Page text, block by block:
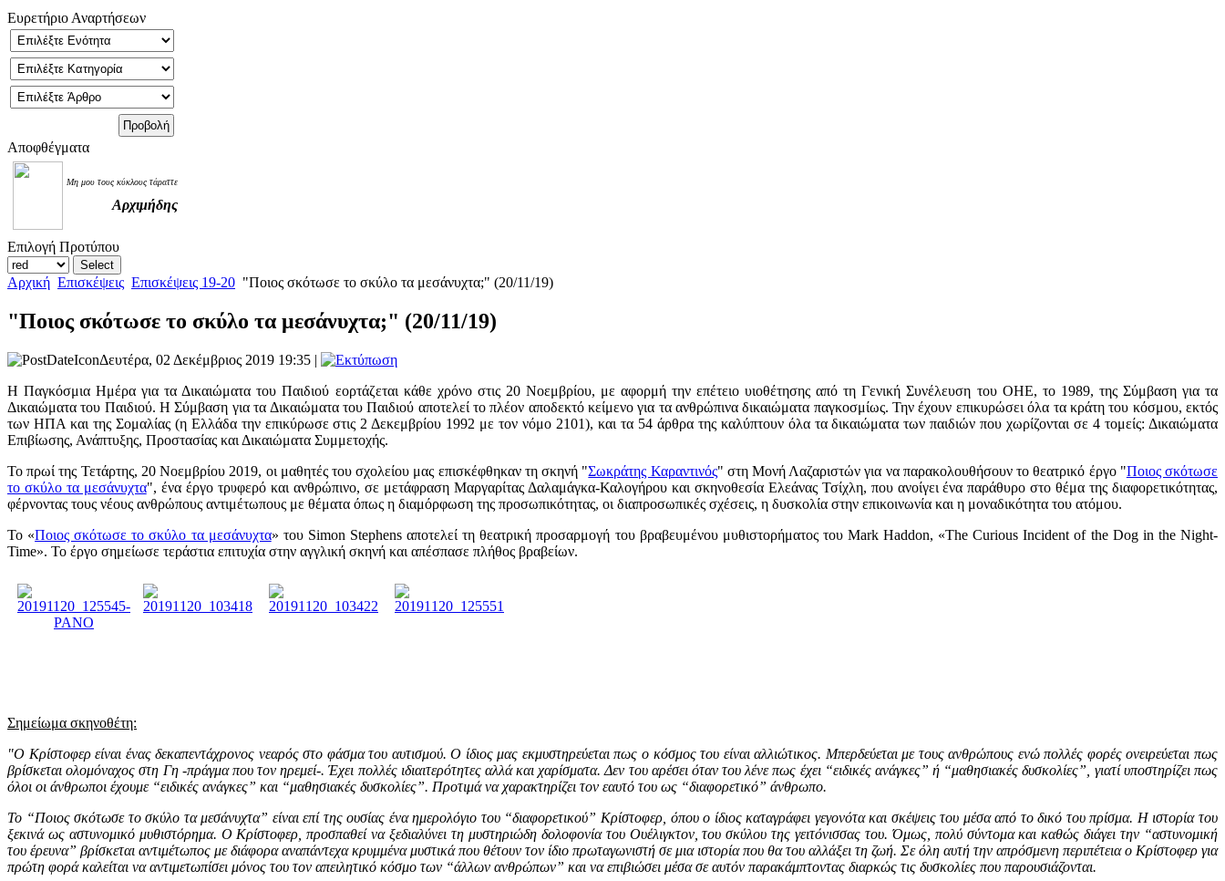
Ευρετήριο Αναρτήσεων
Αποφθέγματα
Μη μου τους κύκλους τάραττε
Αρχιμήδης
Επιλογή Προτύπου
Αρχική Επισκέψεις Επισκέψεις 19-20 "Ποιος σκότωσε το σκύλο τα μεσάνυχτα;" (20/11/19)
"Ποιος σκότωσε το σκύλο τα μεσάνυχτα;" (20/11/19)
Δευτέρα, 02 Δεκέμβριος 2019 19:35 |
Η Παγκόσμια Ημέρα για τα Δικαιώματα του Παιδιού εορτάζεται κάθε χρόνο στις 20 Νοεμβρίου, με αφορμή την επέτειο υιοθέτησης από τη Γενική Συνέλευση του ΟΗΕ, το 1989, της Σύμβαση για τα
Δικαιώματα του Παιδιού. Η Σύμβαση για τα Δικαιώματα του Παιδιού αποτελεί το πλέον αποδεκτό κείμενο για τα ανθρώπινα δικαιώματα παγκοσμίως. Την έχουν επικυρώσει όλα τα κράτη του κόσμου, εκτός
των ΗΠΑ και της Σομαλίας (η Ελλάδα την επικύρωσε στις 2 Δεκεμβρίου 1992 με τον νόμο 2101), και τα 54 άρθρα της καλύπτουν όλα τα δικαιώματα των παιδιών που χωρίζονται σε 4 τομείς: Δικαιώματα
Επιβίωσης, Ανάπτυξης, Προστασίας και Δικαιώματα Συμμετοχής.
Το πρωί της Τετάρτης, 20 Νοεμβρίου 2019, οι μαθητές του σχολείου μας επισκέφθηκαν τη σκηνή "Σωκράτης Καραντινός" στη Μονή Λαζαριστών για να παρακολουθήσουν το θεατρικό έργο "Ποιος σκότωσε
το σκύλο τα μεσάνυχτα", ένα έργο τρυφερό και ανθρώπινο, σε μετάφραση Μαργαρίτας Δαλαμάγκα-Καλογήρου και σκηνοθεσία Ελεάνας Τσίχλη, που ανοίγει ένα παράθυρο στο θέμα της διαφορετικότητας,
φέρνοντας τους νέους ανθρώπους αντιμέτωπους με θέματα όπως η διαμόρφωση της προσωπικότητας, οι διαπροσωπικές σχέσεις, η δυσκολία στην επικοινωνία και η μοναδικότητα του ατόμου.
Το «Ποιος σκότωσε το σκύλο τα μεσάνυχτα» του Simon Stephens αποτελεί τη θεατρική προσαρμογή του βραβευμένου μυθιστορήματος του Mark Haddon, «The Curious Incident of the Dog in the Night-
Time». Το έργο σημείωσε τεράστια επιτυχία στην αγγλική σκηνή και απέσπασε πλήθος βραβείων.
Σημείωμα σκηνοθέτη:
"Ο Κρίστοφερ είναι ένας δεκαπεντάχρονος νεαρός στο φάσμα του αυτισμού. Ο ίδιος μας εκμυστηρεύεται πως ο κόσμος του είναι αλλιώτικος. Μπερδεύεται με τους ανθρώπους ενώ πολλές φορές ονειρεύεται πως
βρίσκεται ολομόναχος στη Γη -πράγμα που τον ηρεμεί-. Έχει πολλές ιδιαιτερότητες αλλά και χαρίσματα. Δεν του αρέσει όταν του λένε πως έχει “ειδικές ανάγκες” ή “μαθησιακές δυσκολίες”, γιατί υποστηρίζει πως
όλοι οι άνθρωποι έχουμε “ειδικές ανάγκες” και “μαθησιακές δυσκολίες”. Προτιμά να χαρακτηρίζει τον εαυτό του ως “διαφορετικό” άνθρωπο.
Το “Ποιος σκότωσε το σκύλο τα μεσάνυχτα” είναι επί της ουσίας ένα ημερολόγιο του “διαφορετικού” Κρίστοφερ, όπου ο ίδιος καταγράφει γεγονότα και σκέψεις του μέσα από το δικό του πρίσμα. Η ιστορία του
ξεκινά ως αστυνομικό μυθιστόρημα. Ο Κρίστοφερ, προσπαθεί να ξεδιαλύνει τη μυστηριώδη δολοφονία του Ουέλιγκτον, του σκύλου της γειτόνισσας του. Όμως, πολύ σύντομα και καθώς διάγει την “αστυνομική
του έρευνα” βρίσκεται αντιμέτωπος με διάφορα αναπάντεχα κρυμμένα μυστικά που θέτουν τον ίδιο πρωταγωνιστή σε μια ιστορία που θα του αλλάξει τη ζωή. Σε όλη αυτή την απρόσμενη περιπέτεια ο Κρίστοφερ για
πρώτη φορά καλείται να αντιμετωπίσει μόνος του τον απειλητικό κόσμο των “άλλων ανθρώπων” και να επιβιώσει μέσα σε αυτόν παρακάμπτοντας διαρκώς τις δυσκολίες που παρουσιάζονται.